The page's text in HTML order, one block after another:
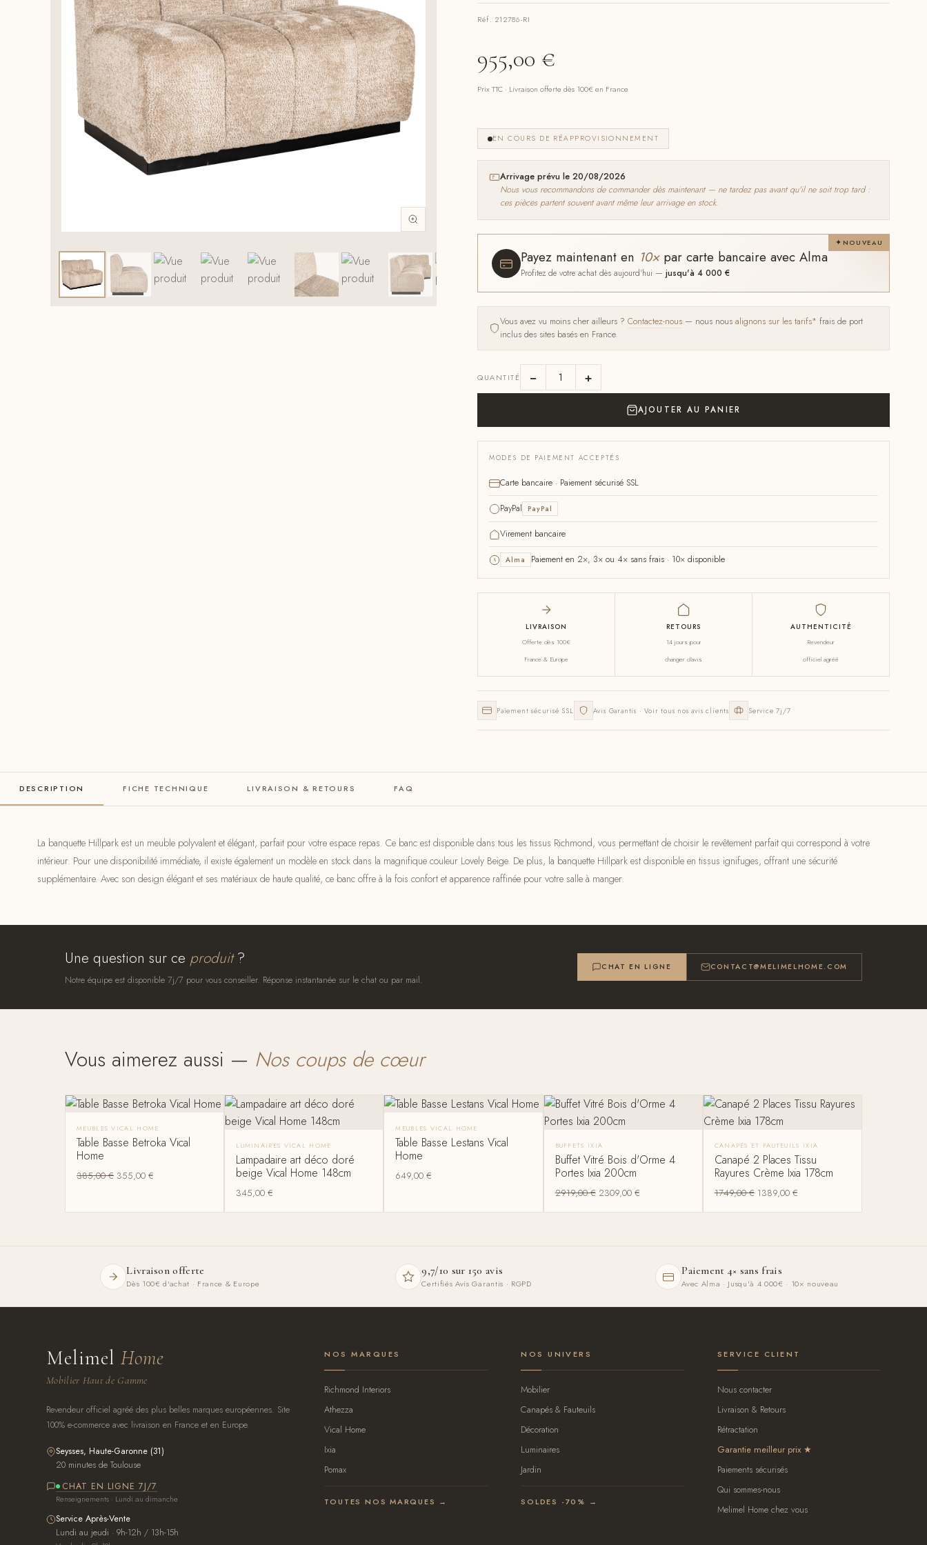
Réf. 212786-RI
955,00 €
Prix TTC · Livraison offerte dès 100€ en France
EN COURS DE RÉAPPROVISIONNEMENT
Arrivage prévu le 20/08/2026
Nous vous recommandons de commander dès maintenant — ne tardez pas avant qu'il ne soit trop tard :
ces pièces partent souvent avant même leur arrivage en stock.
NOUVEAU
Payez maintenant en 10×par carte bancaire avec Alma
Profitez de votre achat dès aujourd'hui — jusqu'à 4 000 €
Vous avez vu moins cher ailleurs ? Contactez-nous — nous nous alignons sur les tarifs* frais de port
inclus des sites basés en France.
QUANTITÉ − +
AJOUTER AU PANIER
MODES DE PAIEMENT ACCEPTÉS
Carte bancaire · Paiement sécurisé SSL
PayPal PayPal
Virement bancaire
Alma Paiement en 2×, 3× ou 4× sans frais · 10× disponible
LIVRAISON
Offerte dès 100€
France & Europe
RETOURS
14 jours pour
changer d'avis
AUTHENTICITÉ
Revendeur
officiel agréé
Paiement sécurisé SSL Avis Garantis · Voir tous nos avis clients Service 7j/7
DESCRIPTION FICHE TECHNIQUE LIVRAISON & RETOURS FAQ
La banquette Hillpark est un meuble polyvalent et élégant, parfait pour votre espace repas. Ce banc est disponible dans tous les tissus Richmond, vous permettant de choisir le revêtement parfait qui correspond à votre
intérieur. Pour une disponibilité immédiate, il existe également un modèle en stock dans la magnifique couleur Lovely Beige. De plus, la banquette Hillpark est disponible en tissus ignifuges, offrant une sécurité
supplémentaire. Avec son design élégant et ses matériaux de haute qualité, ce banc offre à la fois confort et apparence raffinée pour votre salle à manger.
Une question sur ce produit?
Notre équipe est disponible 7j/7 pour vous conseiller. Réponse instantanée sur le chat ou par mail.
CHAT EN LIGNE CONTACT@MELIMELHOME.COM
Vous aimerez aussi — Nos coups de cœur
MEUBLES VICAL HOME
Table Basse Betroka Vical
Home
385,00€ 355,00€
LUMINAIRES VICAL HOME
Lampadaire art déco doré
beige Vical Home 148cm
345,00€
MEUBLES VICAL HOME
Table Basse Lestans Vical
Home
649,00€
BUFFETS IXIA
Buffet Vitré Bois d'Orme 4
Portes Ixia 200cm
2919,00€ 2309,00 €
CANAPÉS ET FAUTEUILS IXIA
Canapé 2 Places Tissu
Rayures Crème Ixia 178cm
1749,00€ 1389,00 €
Livraison offerte
Dès 100€ d'achat · France & Europe
9,7/10 sur 150 avis
Certifiés Avis Garantis · RGPD
Paiement 4× sans frais
Avec Alma · Jusqu'à 4 000€ · 10× nouveau
MelimelHome
Mobilier Haut de Gamme
Revendeur officiel agréé des plus belles marques européennes. Site
100% e-commerce avec livraison en France et en Europe.
Seysses, Haute-Garonne (31)
20 minutes de Toulouse
CHAT EN LIGNE 7J/7
Renseignements · Lundi au dimanche
Service Après-Vente
Lundi au jeudi · 9h-12h / 13h-15h
NOS MARQUES
Richmond Interiors
Athezza
Vical Home
Ixia
Pomax
TOUTES NOS MARQUES →
NOS UNIVERS
Mobilier
Canapés & Fauteuils
Décoration
Luminaires
Jardin
SOLDES -70% →
SERVICE CLIENT
Nous contacter
Livraison & Retours
Rétractation
Garantie meilleur prix
Paiements sécurisés
Qui sommes-nous
Melimel Home chez vous